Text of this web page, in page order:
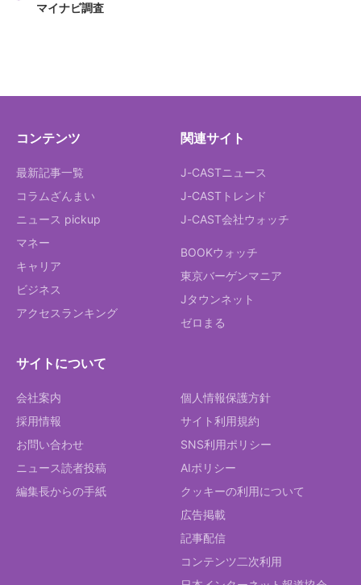
マイナビ調査
コンテンツ
最新記事一覧
コラムざんまい
ニュース pickup
マネー
キャリア
ビジネス
アクセスランキング
関連サイト
J-CASTニュース
J-CASTトレンド
J-CAST会社ウォッチ
BOOKウォッチ
東京バーゲンマニア
Jタウンネット
ゼロまる
サイトについて
会社案内
採用情報
お問い合わせ
ニュース読者投稿
編集長からの手紙
個人情報保護方針
サイト利用規約
SNS利用ポリシー
AIポリシー
クッキーの利用について
広告掲載
記事配信
コンテンツ二次利用